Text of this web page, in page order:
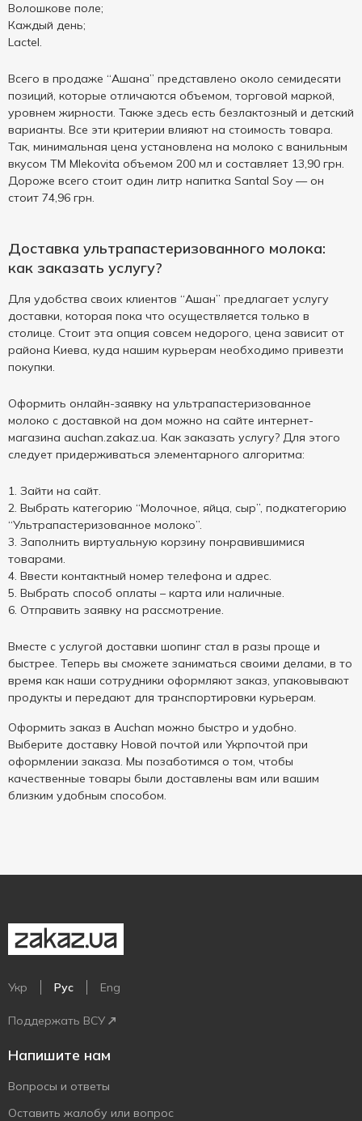
Волошкове поле;
Каждый день;
Lactel.
Всего в продаже “Ашана” представлено около семидесяти
позиций, которые отличаются объемом, торговой маркой,
уровнем жирности. Также здесь есть безлактозный и детский
варианты. Все эти критерии влияют на стоимость товара.
Так, минимальная цена установлена на молоко с ванильным
вкусом ТМ Mlekovita объемом 200 мл и составляет 13,90 грн.
Дороже всего стоит один литр напитка Santal Soy — он
стоит 74,96 грн.
Доставка ультрапастеризованного молока:
как заказать услугу?
Для удобства своих клиентов “Ашан” предлагает услугу
доставки, которая пока что осуществляется только в
столице. Стоит эта опция совсем недорого, цена зависит от
района Киева, куда нашим курьерам необходимо привезти
покупки.
Оформить онлайн-заявку на ультрапастеризованное
молоко с доставкой на дом можно на сайте интернет-
магазина auchan.zakaz.ua. Как заказать услугу? Для этого
следует придерживаться элементарного алгоритма:
Зайти на сайт.
Выбрать категорию “Молочное, яйца, сыр”, подкатегорию
“Ультрапастеризованное молоко”.
Заполнить виртуальную корзину понравившимися
товарами.
Ввести контактный номер телефона и адрес.
Выбрать способ оплаты – карта или наличные.
Отправить заявку на рассмотрение.
Вместе с услугой доставки шопинг стал в разы проще и
быстрее. Теперь вы сможете заниматься своими делами, в то
время как наши сотрудники оформляют заказ, упаковывают
продукты и передают для транспортировки курьерам.
Оформить заказ в Auchan можно быстро и удобно.
Выберите доставку Новой почтой или Укрпочтой при
оформлении заказа. Мы позаботимся о том, чтобы
качественные товары были доставлены вам или вашим
близким удобным способом.
Укр Рус Eng
Поддержать ВСУ
Напишите нам
Вопросы и ответы
Оставить жалобу или вопрос